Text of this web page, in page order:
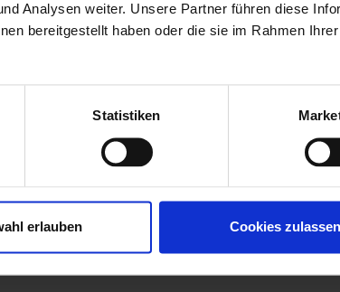
Analysen weiter. Unsere Partner führen diese
bereitgestellt haben oder die sie im Rahmen
Statistiken
erlauben Cookies zulassen